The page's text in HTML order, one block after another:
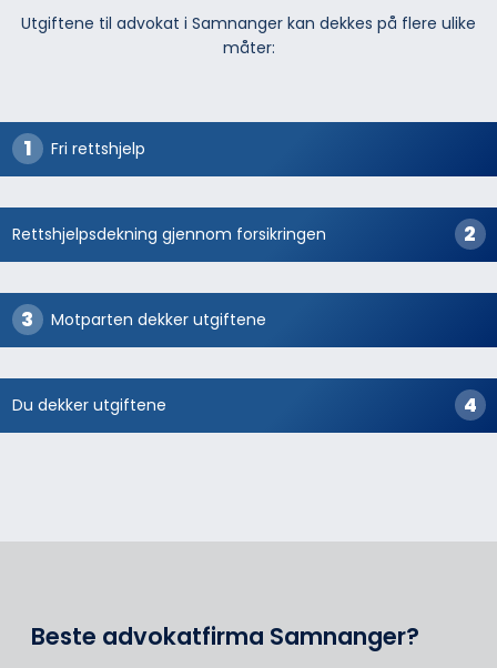
Utgiftene til advokat i Samnanger kan dekkes på flere ulike
måter:
Fri rettshjelp
Rettshjelpsdekning gjennom forsikringen
Motparten dekker utgiftene
Du dekker utgiftene
Beste advokatfirma Samnanger?